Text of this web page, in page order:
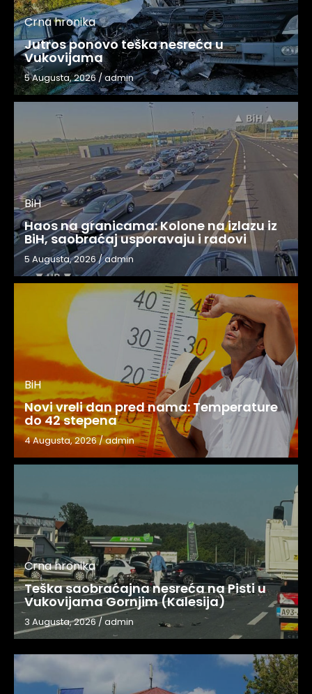
Crna hronika
Jutros ponovo teška nesreća u
Vukovijama
5 Augusta, 2026/admin
BiH
Haos na granicama: Kolone na izlazu iz
BiH, saobraćaj usporavaju i radovi
5 Augusta, 2026/admin
BiH
Novi vreli dan pred nama: Temperature
do 42 stepena
4 Augusta, 2026/admin
Crna hronika
Teška saobraćajna nesreća na Pisti u
Vukovijama Gornjim (Kalesija)
3 Augusta, 2026 / admin